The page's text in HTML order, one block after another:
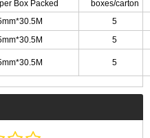
Box Packed
boxes/carton
5
5
5